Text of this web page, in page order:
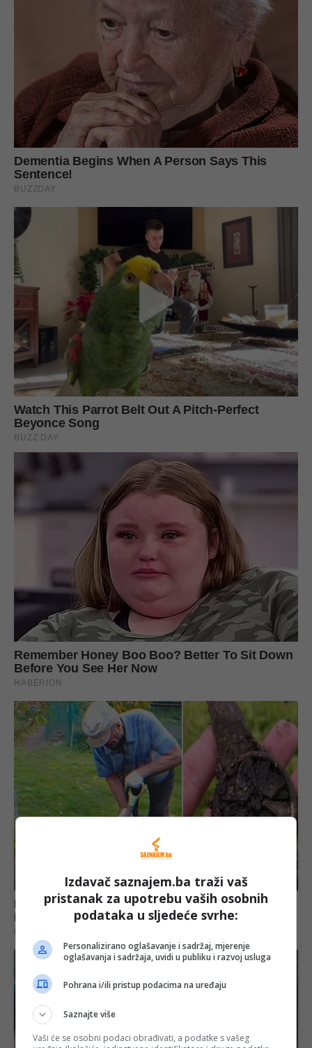
Izdavač saznajem.ba traži vaš
pristanak za upotrebu vaših osobnih
podataka u sljedeće svrhe:
Personalizirano oglašavanje i sadržaj, mjerenje
oglašavanja i sadržaja, uvidi u publiku i razvoj usluga
Pohrana i/ili pristup podacima na uređaju
Saznajte više
Vaši će se osobni podaci obrađivati, a podatke s vašeg